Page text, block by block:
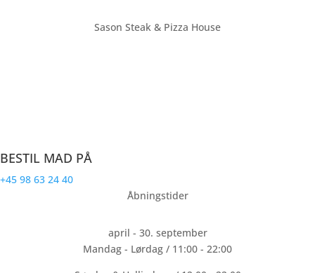
Sason Steak & Pizza House
BESTIL MAD PÅ
+45 98 63 24 40
Åbningstider
april - 30. september
Mandag - Lørdag / 11:00 - 22:00